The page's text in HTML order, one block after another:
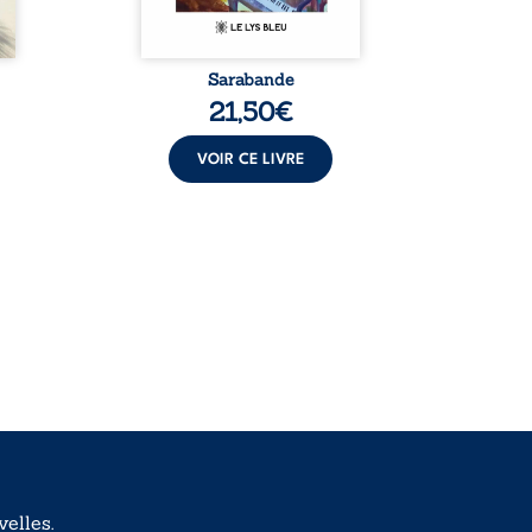
Sarabande
21,50€
VOIR CE LIVRE